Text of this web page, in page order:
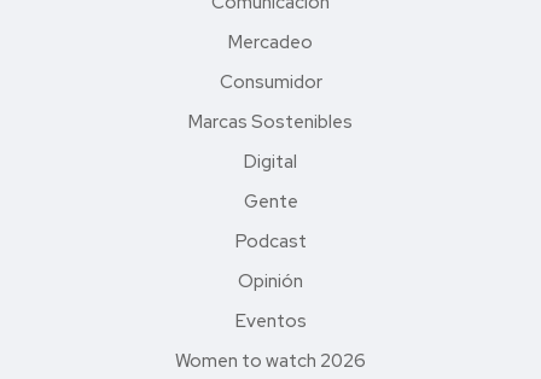
Mercadeo
Consumidor
Marcas Sostenibles
Digital
Gente
Podcast
Opinión
Eventos
Women to watch 2026